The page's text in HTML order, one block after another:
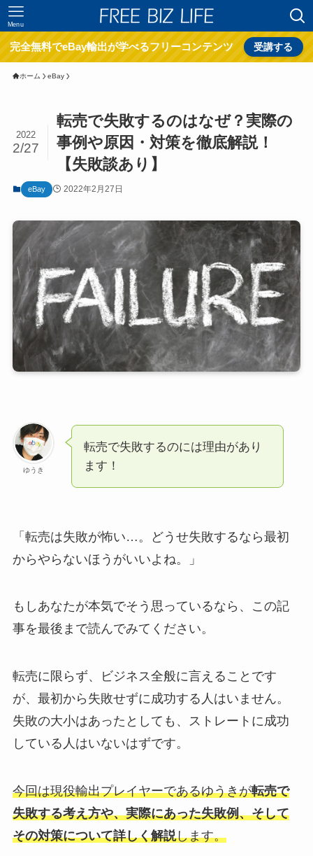
Menu
完全無料でeBay輸出が学べるフリーコンテンツ 受講する
ホーム eBay
転売で失敗するのはなぜ？実際の
事例や原因・対策を徹底解説！
【失敗談あり】
2022
2/27
eBay 2022年2月27日
ゆうき
転売で失敗するのには理由があり
ます！
「転売は失敗が怖い…。どうせ失敗するなら最初
からやらないほうがいいよね。」
もしあなたが本気でそう思っているなら、この記
事を最後まで読んでみてください。
転売に限らず、ビジネス全般に言えることです
が、最初から失敗せずに成功する人はいません。
失敗の大小はあったとしても、ストレートに成功
している人はいないはずです。
今回は現役輸出プレイヤーであるゆうきが転売で
失敗する考え方や、実際にあった失敗例、そして
その対策について詳しく解説します。